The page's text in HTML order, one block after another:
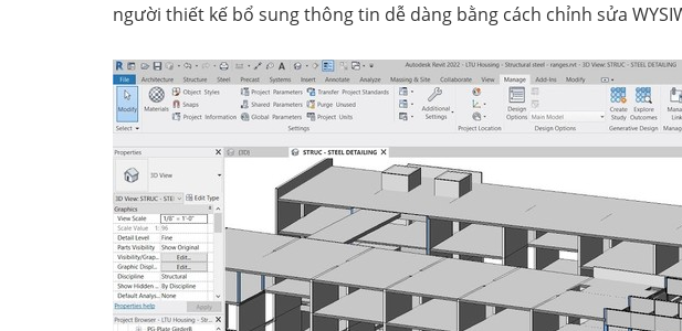
người thiết kế bổ sung thông tin dễ dàng bằng cách chỉnh sửa